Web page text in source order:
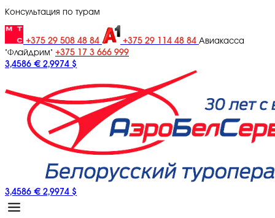
Консультация по турам
+375 29 508 48 84 +375 29 114 48 84 Авиакасса
"Флайдрим" +375 17 3 666 999
3,4586 € 2,9974 $
3,4586 € 2,9974 $